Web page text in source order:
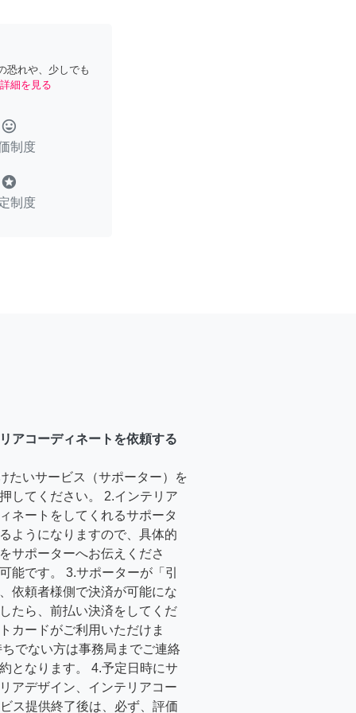
恐れや、少しでも
詳細を見る
tag_faces
制度
stars
制度
アコーディネートを依頼する
たいサービス（サポーター）を
してください。 2.インテリア
ネートをしてくれるサポータ
ようになりますので、具体的
サポーターへお伝えくださ
能です。 3.サポーターが「引
依頼者様側で決済が可能にな
たら、前払い決済をしてくだ
カードがご利用いただけま
でない方は事務局までご連絡
となります。 4.予定日時にサ
アデザイン、インテリアコー
ス提供終了後は、必ず、評価